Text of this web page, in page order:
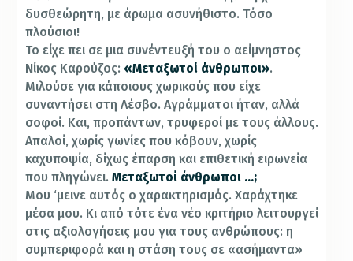
δυσθεώρητη, με άρωμα ασυνήθιστο. Τόσο
πλούσιοι!
Το είχε πει σε μια συνέντευξή του ο αείμνηστος
Νίκος Καρούζος: «Μεταξωτοί άνθρωποι».
Μιλούσε για κάποιους χωρικούς που είχε
συναντήσει στη Λέσβο. Αγράμματοι ήταν, αλλά
σοφοί. Και, προπάντων, τρυφεροί με τους άλλους.
Απαλοί, χωρίς γωνίες που κόβουν, χωρίς
καχυποψία, δίχως έπαρση και επιθετική ειρωνεία
που πληγώνει.Μεταξωτοί άνθρωποι …;
Μου ‘μεινε αυτός ο χαρακτηρισμός. Χαράχτηκε
μέσα μου. Κι από τότε ένα νέο κριτήριο λειτουργεί
στις αξιολογήσεις μου για τους ανθρώπους: η
συμπεριφορά και η στάση τους σε «ασήμαντα»